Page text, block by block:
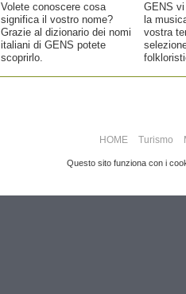
Volete conoscere cosa
significa il vostro nome?
Grazie al dizionario dei nomi
italiani di GENS potete
scoprirlo.
GENS
la
vostra
HOME Turismo
Questo sito funziona con i